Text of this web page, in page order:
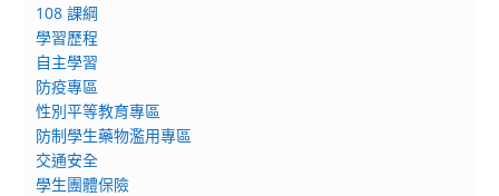
108 課綱
學習歷程
自主學習
防疫專區
性別平等教育專區
防制學生藥物濫用專區
交通安全
學生團體保險